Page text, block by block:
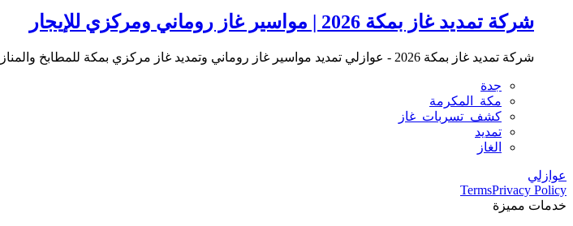
شركة تمديد غاز بمكة 2026 | مواسير غاز روماني ومركزي للإيجار
شركة تمديد غاز بمكة 2026 - عوازلي تمديد مواسير غاز روماني وتمديد غاز مركزي بمكة للمطابخ والمنازل والفنادق. كشف تسريب الغاز بخبرة 20+ عام
جدة
مكة_المكرمة
كشف_تسربات_غاز
تمديد
الغاز
عوازلي
TermsPrivacy Policy
خدمات مميزة